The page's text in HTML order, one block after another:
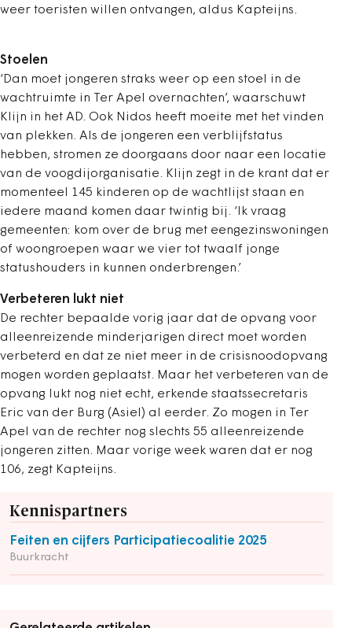
weer toeristen willen ontvangen, aldus Kapteijns.
Stoelen
‘Dan moet jongeren straks weer op een stoel in de
wachtruimte in Ter Apel overnachten’, waarschuwt
Klijn in het AD. Ook Nidos heeft moeite met het vinden
van plekken. Als de jongeren een verblijfstatus
hebben, stromen ze doorgaans door naar een locatie
van de voogdijorganisatie. Klijn zegt in de krant dat er
momenteel 145 kinderen op de wachtlijst staan en
iedere maand komen daar twintig bij. ‘Ik vraag
gemeenten: kom over de brug met eengezinswoningen
of woongroepen waar we vier tot twaalf jonge
statushouders in kunnen onderbrengen.’
Verbeteren lukt niet
De rechter bepaalde vorig jaar dat de opvang voor
alleenreizende minderjarigen direct moet worden
verbeterd en dat ze niet meer in de crisisnoodopvang
mogen worden geplaatst. Maar het verbeteren van de
opvang lukt nog niet echt, erkende staatssecretaris
Eric van der Burg (Asiel) al eerder. Zo mogen in Ter
Apel van de rechter nog slechts 55 alleenreizende
jongeren zitten. Maar vorige week waren dat er nog
106, zegt Kapteijns.
Kennispartners
Feiten en cijfers Participatiecoalitie 2025
Buurkracht